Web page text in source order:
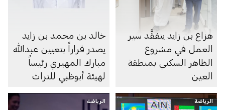
هزاع بن زايد يتفقَّد سير
العمل في مشروع
الظاهر السكني بمنطقة
العين
خالد بن محمد بن زايد
يصدر قراراً بتعيين عبدالله
مبارك المهيري رئيساً
لهيئة أبوظبي للتراث
الرياضة الرياضة